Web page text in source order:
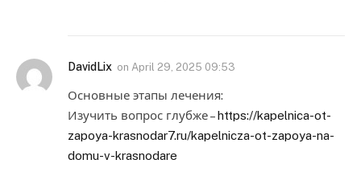
DavidLix on April 29, 2025 09:53
Основные этапы лечения:
Изучить вопрос глубже –https://kapelnica-ot-
zapoya-krasnodar7.ru/kapelnicza-ot-zapoya-na-
domu-v-krasnodare